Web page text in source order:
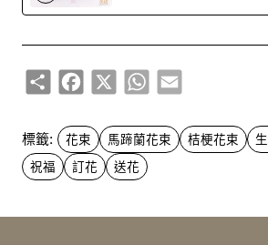
完美地傳達「祝你一切順利，心想事成
這束花是為了那些不走尋常路、有著獨
它適合送給那個總能帶給你驚喜的朋友
ShareFacebook
X WhatsApp
Email
標籤: 花束 馬蹄蘭花束 桔梗花束
祝福
訂花 送花